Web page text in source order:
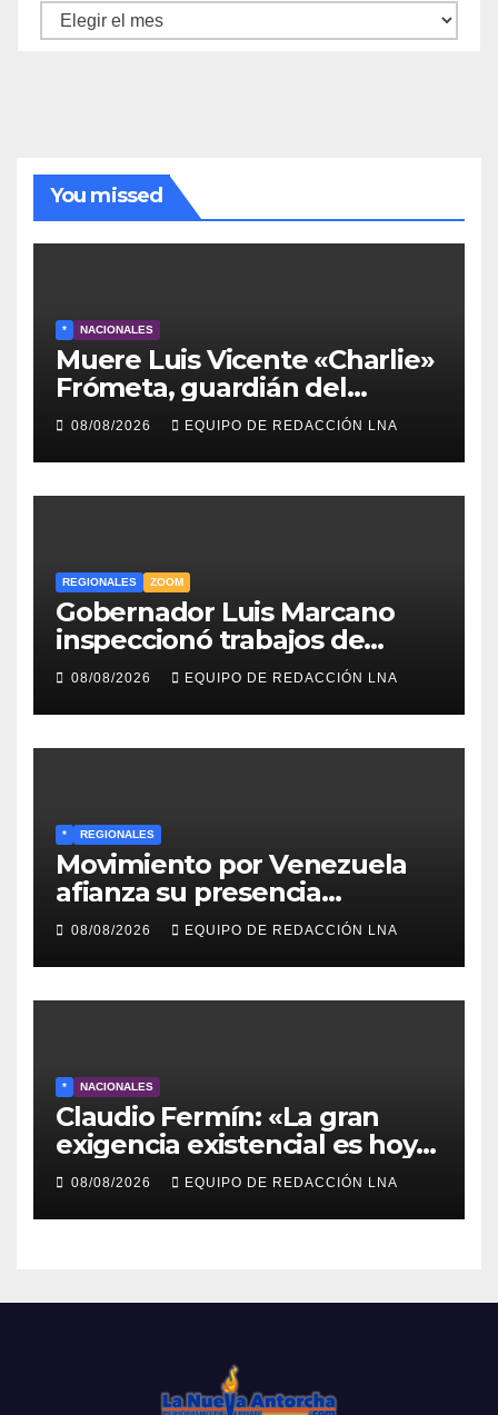
Archivo
You missed
* NACIONALES
Muere Luis Vicente «Charlie»
Frómeta, guardián del
legado musical de la Billo’s
Caracas Boys
08/08/2026 EQUIPO DE REDACCIÓN LNA
REGIONALES ZOOM
Gobernador Luis Marcano
inspeccionó trabajos de
rehabilitación en al Av.
Intercomunal
08/08/2026 EQUIPO DE REDACCIÓN LNA
* REGIONALES
Movimiento por Venezuela
afianza su presencia
comunitaria en La Ponderosa
y otras comunidades de
Anzoátegui
08/08/2026 EQUIPO DE REDACCIÓN LNA
* NACIONALES
Claudio Fermín: «La gran
exigencia existencial es hoy
la defensa de la soberanía»
08/08/2026 EQUIPO DE REDACCIÓN LNA